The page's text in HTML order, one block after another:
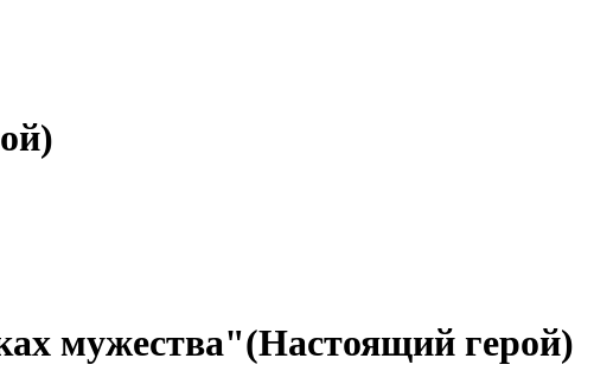
мужества"(Настоящий герой)